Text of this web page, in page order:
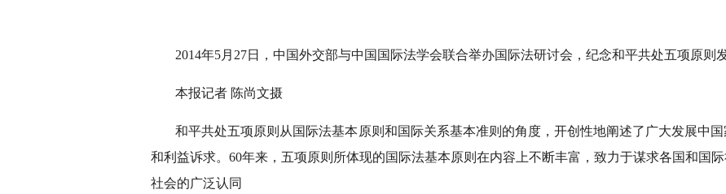
2014年5月27日，中国外交部与中国国际法学会联合举办国际法研讨会，纪念和平共处五项原则发
本报记者 陈尚文摄
和平共处五项原则从国际法基本原则和国际关系基本准则的角度，开创性地阐述了广大发展中
和利益诉求。60年来，五项原则所体现的国际法基本原则在内容上不断丰富，致力于谋求各国和国
社会的广泛认同